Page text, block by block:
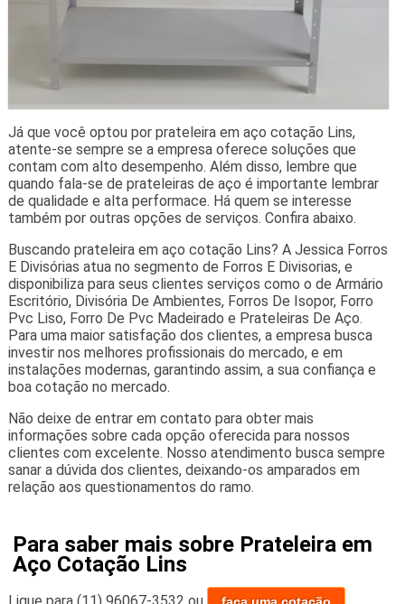
Já que você optou por prateleira em aço cotação Lins,
atente-se sempre se a empresa oferece soluções que
contam com alto desempenho. Além disso, lembre que
quando fala-se de prateleiras de aço é importante lembrar
de qualidade e alta performace. Há quem se interesse
também por outras opções de serviços. Confira abaixo.
Buscando prateleira em aço cotação Lins? A Jessica Forros
E Divisórias atua no segmento de Forros E Divisorias, e
disponibiliza para seus clientes serviços como o de Armário
Escritório, Divisória De Ambientes, Forros De Isopor, Forro
Pvc Liso, Forro De Pvc Madeirado e Prateleiras De Aço.
Para uma maior satisfação dos clientes, a empresa busca
investir nos melhores profissionais do mercado, e em
instalações modernas, garantindo assim, a sua confiança e
boa cotação no mercado.
Não deixe de entrar em contato para obter mais
informações sobre cada opção oferecida para nossos
clientes com excelente. Nosso atendimento busca sempre
sanar a dúvida dos clientes, deixando-os amparados em
relação aos questionamentos do ramo.
Para saber mais sobre Prateleira em
Aço Cotação Lins
faça uma cotação